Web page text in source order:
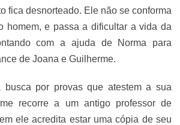
fica desnorteado. Ele não se conforma
homem, e passa a dificultar a vida da
com a ajuda de Norma para
de Joana e Guilherme.
busca por provas que atestem a sua
recorre a um antigo professor de
ele acredita estar uma cópia de seu